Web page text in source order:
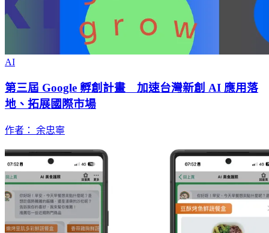
AI
第三屆 Google 孵創計畫 加速台灣新創 AI 應用落
地、拓展國際市場
作者： 余忠寧